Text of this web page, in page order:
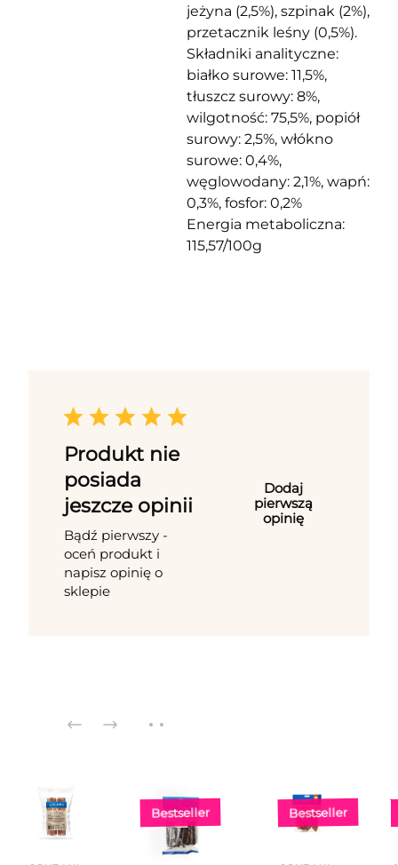
jeżyna (2,5%), szpinak (2%),
przetacznik leśny (0,5%).
Składniki analityczne:
białko surowe: 11,5%,
tłuszcz surowy: 8%,
wilgotność: 75,5%, popiół
surowy: 2,5%, włókno
surowe: 0,4%,
węglowodany: 2,1%, wapń:
0,3%, fosfor: 0,2%
Energia metaboliczna:
115,57/100g
Produkt nie
posiada
jeszcze opinii
Bądź pierwszy -
oceń produkt i
napisz opinię o
sklepie
Dodaj
pierwszą
opinię
Bestseller Bestseller